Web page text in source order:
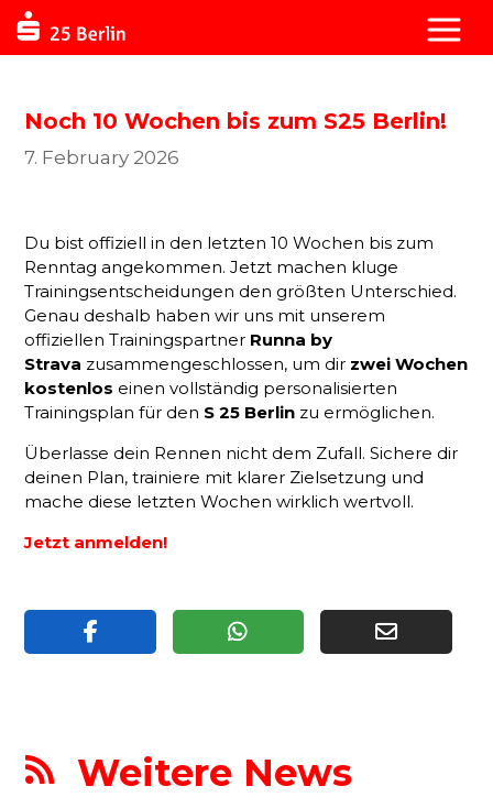
Noch 10 Wochen bis zum S25 Berlin!
7. February 2026
Du bist offiziell in den letzten 10 Wochen bis zum
Renntag angekommen. Jetzt machen kluge
Trainingsentscheidungen den größten Unterschied.
Genau deshalb haben wir uns mit unserem
offiziellen Trainingspartner Runna by
Strava zusammengeschlossen, um dir zwei Wochen
kostenlos einen vollständig personalisierten
Trainingsplan für den S 25 Berlin zu ermöglichen.
Überlasse dein Rennen nicht dem Zufall. Sichere dir
deinen Plan, trainiere mit klarer Zielsetzung und
mache diese letzten Wochen wirklich wertvoll.
Jetzt anmelden!
 Weitere News